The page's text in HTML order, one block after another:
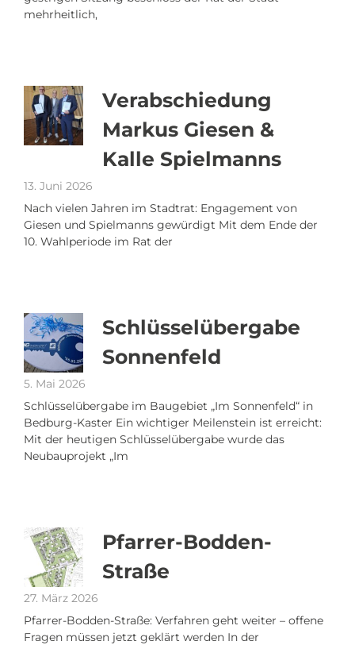
mehrheitlich,
Verabschiedung
Markus Giesen &
Kalle Spielmanns
13. Juni 2026
Nach vielen Jahren im Stadtrat: Engagement von
Giesen und Spielmanns gewürdigt Mit dem Ende der
10. Wahlperiode im Rat der
Schlüsselübergabe
Sonnenfeld
5. Mai 2026
Schlüsselübergabe im Baugebiet „Im Sonnenfeld“ in
Bedburg-Kaster Ein wichtiger Meilenstein ist erreicht:
Mit der heutigen Schlüsselübergabe wurde das
Neubauprojekt „Im
Pfarrer-Bodden-
Straße
27. März 2026
Pfarrer-Bodden-Straße: Verfahren geht weiter – offene
Fragen müssen jetzt geklärt werden In der